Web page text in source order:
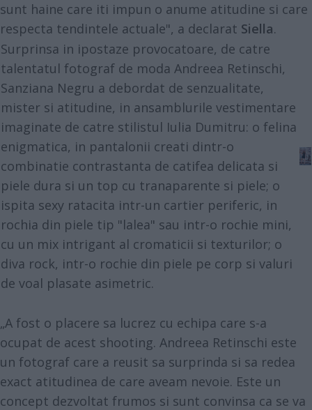
sunt haine care iti impun o anume atitudine si care
respecta tendintele actuale", a declarat Siella.
Surprinsa in ipostaze provocatoare, de catre
talentatul fotograf de moda Andreea Retinschi,
Sanziana Negru a debordat de senzualitate,
mister si atitudine, in ansamblurile vestimentare
imaginate de catre stilistul Iulia Dumitru: o felina
enigmatica, in pantalonii creati dintr-o
combinatie contrastanta de catifea delicata si
piele dura si un top cu tranaparente si piele; o
ispita sexy ratacita intr-un cartier periferic, in
rochia din piele tip "lalea" sau intr-o rochie mini,
cu un mix intrigant al cromaticii si texturilor; o
diva rock, intr-o rochie din piele pe corp si valuri
de voal plasate asimetric.
„A fost o placere sa lucrez cu echipa care s-a
ocupat de acest shooting. Andreea Retinschi este
un fotograf care a reusit sa surprinda si sa redea
exact atitudinea de care aveam nevoie. Este un
concept dezvoltat frumos si sunt convinsa ca se va